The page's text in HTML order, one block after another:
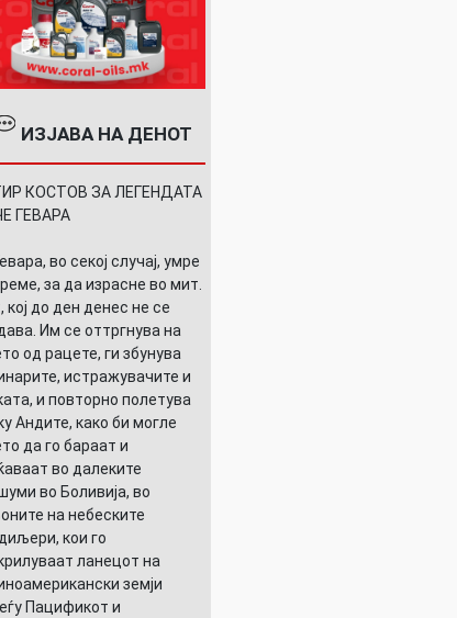
ИЗЈАВА НА ДЕНОТ
КОСТОВ ЗА ЛЕГЕНДАТА
ГЕВАРА
во секој случај, умре
за да израсне во мит.
кој до ден денес не се
Им се оттргнува на
од рацете, ги збунува
истражувачите и
и повторно полетува
Андите, како би могле
да го бараат и
во далеките
во Боливија, во
на небеските
кои го
ланецот на
земји
Пацификот и